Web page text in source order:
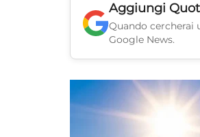
Aggiungi
Quando cercherai
Google News.